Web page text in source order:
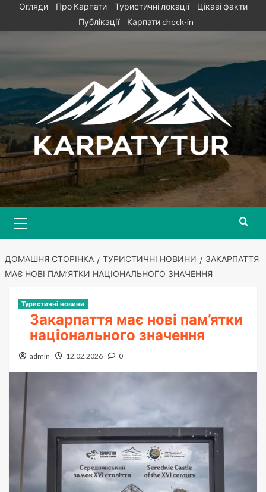
Огляди Про Карпати Туристичні локації
Цікаві факти
Публікації
Карпати check-in
Menu
ДОМАШНЯ СТОРІНКА ТУРИСТИЧНІ НОВИНИ
ЗАКАРПАТТЯ
МАЄ НОВІ ПАМ’ЯТКИ НАЦІОНАЛЬНОГО ЗНАЧЕННЯ
Туристичні новини
Закарпаття має нові пам’ятки
національного значення
admin 12.02.2026 0